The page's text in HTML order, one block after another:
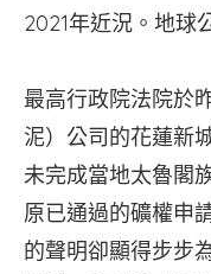
2021年近況。地球
最高行政院法院於
泥）公司的花蓮新
未完成當地太魯閣
原已通過的礦權申
的聲明卻顯得步步